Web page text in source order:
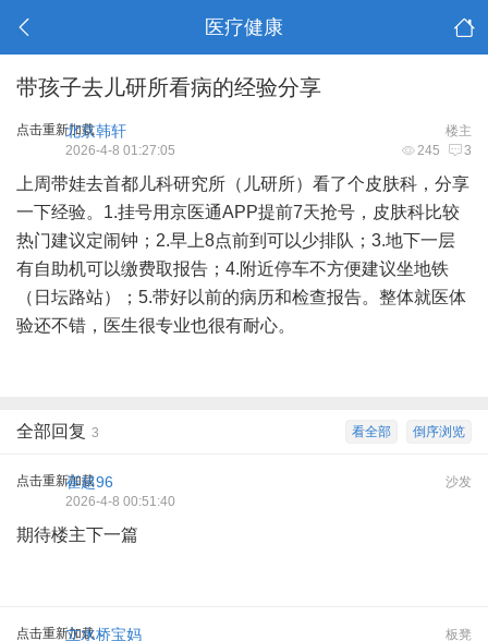
医疗健康
带孩子去儿研所看病的经验分享
点击重新加载 楼主
北京韩轩
245 3
2026-4-8 01:27:05
上周带娃去首都儿科研究所（儿研所）看了个皮肤科，分享
一下经验。1.挂号用京医通APP提前7天抢号，皮肤科比较
热门建议定闹钟；2.早上8点前到可以少排队；3.地下一层
有自助机可以缴费取报告；4.附近停车不方便建议坐地铁
（日坛路站）；5.带好以前的病历和检查报告。整体就医体
验还不错，医生很专业也很有耐心。
倒序浏览
看全部
全部回复 3
点击重新加载 沙发
崔超96
2026-4-8 00:51:40
期待楼主下一篇
点击重新加载 板凳
立水桥宝妈